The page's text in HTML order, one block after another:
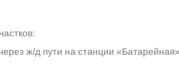
ж/д пути на станции